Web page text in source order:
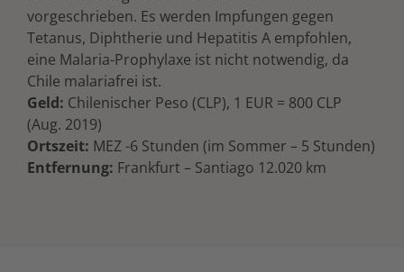
vorgeschrieben. Es werden Impfungen gegen
Tetanus, Diphtherie und Hepatitis A empfohlen,
eine Malaria-Prophylaxe ist nicht notwendig, da
Chile malariafrei ist.
Geld: Chilenischer Peso (CLP), 1 EUR = 800 CLP
(Aug. 2019)
Ortszeit: MEZ -6 Stunden (im Sommer – 5 Stunden)
Entfernung: Frankfurt – Santiago 12.020 km